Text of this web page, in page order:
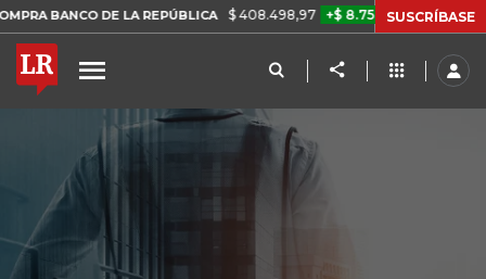
DE LA REPÚBLICA $ 408.498,97 +$ 8.753,81 +2,19% TASA DE
SUSCRÍBASE